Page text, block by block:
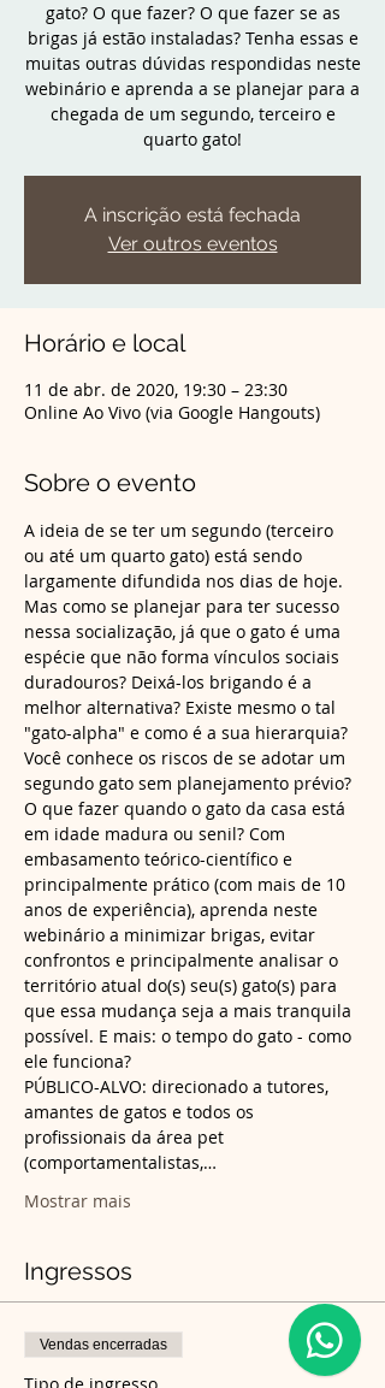
gato? O que fazer? O que fazer se as
brigas já estão instaladas? Tenha essas e
muitas outras dúvidas respondidas neste
webinário e aprenda a se planejar para a
chegada de um segundo, terceiro e
quarto gato!
A inscrição está fechada
Ver outros eventos
Horário e local
11 de abr. de 2020, 19:30 – 23:30
Online Ao Vivo (via Google Hangouts)
Sobre o evento
A ideia de se ter um segundo (terceiro
ou até um quarto gato) está sendo
largamente difundida nos dias de hoje.
Mas como se planejar para ter sucesso
nessa socialização, já que o gato é uma
espécie que não forma vínculos sociais
duradouros? Deixá-los brigando é a
melhor alternativa? Existe mesmo o tal
"gato-alpha" e como é a sua hierarquia?
Você conhece os riscos de se adotar um
segundo gato sem planejamento prévio?
O que fazer quando o gato da casa está
em idade madura ou senil? Com
embasamento teórico-científico e
principalmente prático (com mais de 10
anos de experiência), aprenda neste
webinário a minimizar brigas, evitar
confrontos e principalmente analisar o
território atual do(s) seu(s) gato(s) para
que essa mudança seja a mais tranquila
possível. E mais: o tempo do gato - como
ele funciona?
PÚBLICO-ALVO: direcionado a tutores,
amantes de gatos e todos os
profissionais da área pet
(comportamentalistas,…
Mostrar mais
Ingressos
Vendas encerradas